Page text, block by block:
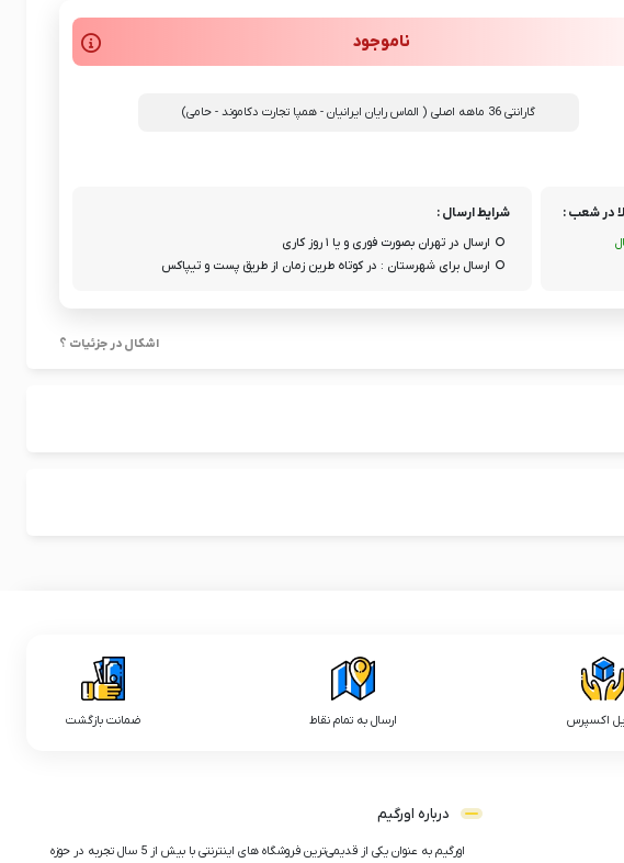
ناموجود
گارانتی 36 ماهه اصلی ( الماس رایان ایرانیان - همپا تجارت دکاموند - حامی)
در شعب : شرایط ارسال :
ارسال در تهران بصورت فوری و یا ۱ روز کاری
ارسال برای شهرستان : در کوتاه طرین زمان از طریق پست و تیپاکس
اشکال در جزئیات ؟
اکسپرس ارسال به تمام نقاط ضمانت بازگشت
درباره اورگیم
اورگیم به عنوان یکی از قدیمی‌ترین فروشگاه های اینترنتی با بیش از 5 سال تجربه در حوزه